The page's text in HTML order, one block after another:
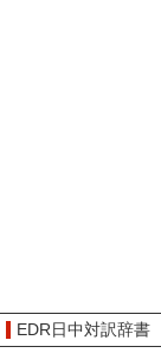
EDR日中対訳辞書